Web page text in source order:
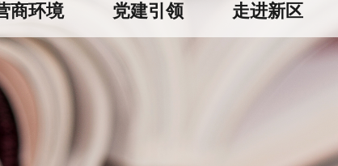
商环境 党建引领 走进新区